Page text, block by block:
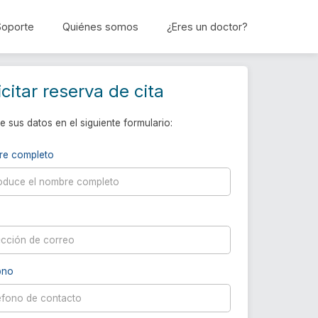
Quiénes somos ¿Eres un doctor?
Reservar cita
reserva de cita
sus datos en el siguiente formulario:
completo